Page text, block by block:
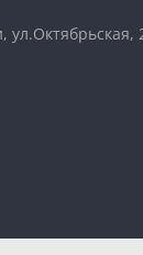
ул.Октябрьская,